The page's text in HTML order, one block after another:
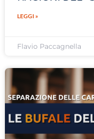
LEGGI »
Flavio Paccagnella